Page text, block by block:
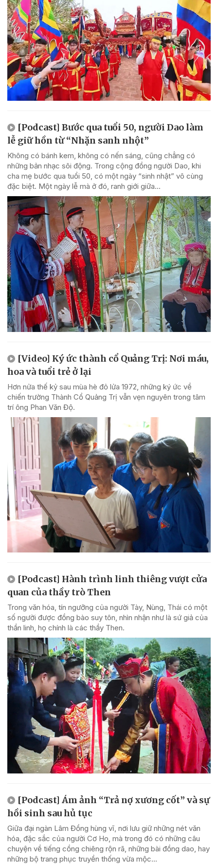
[Podcast] Bước qua tuổi 50, người Dao làm
lễ giữ hồn từ “Nhặn sanh nhột”
Không có bánh kem, không có nến sáng, cũng chẳng có
những bản nhạc sôi động. Trong cộng đồng người Dao, khi
cha mẹ bước qua tuổi 50, có một ngày “sinh nhật” vô cùng
đặc biệt. Một ngày lễ mà ở đó, ranh giới giữa...
[Video] Ký ức thành cổ Quảng Trị: Nơi máu,
hoa và tuổi trẻ ở lại
Hơn nửa thế kỷ sau mùa hè đỏ lửa 1972, những ký ức về
chiến trường Thành Cổ Quảng Trị vẫn vẹn nguyên trong tâm
trí ông Phan Văn Độ.
[Podcast] Hành trình linh thiêng vượt cửa
quan của thầy trò Then
Trong văn hóa, tín ngưỡng của người Tày, Nùng, Thái có một
số người được đồng bào suy tôn, nhìn nhận như là sứ giả của
thần linh, họ chính là các thầy Then.
[Podcast] Ám ảnh “Trả nợ xương cốt” và sự
hồi sinh sau hủ tục
Giữa đại ngàn Lâm Đồng hùng vĩ, nơi lưu giữ những nét văn
hóa, đặc sắc của người Cơ Ho, mà trong đó có những câu
chuyện về tiếng cồng chiêng rộn rã, những bài đồng dao, hay
những bộ trang phục truyền thống vừa mộc...